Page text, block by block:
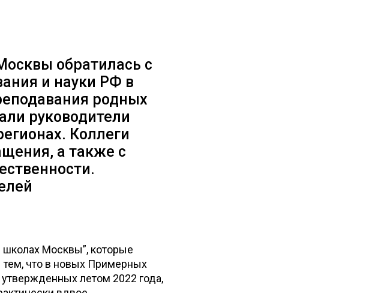
обратилась с
и науки РФ в
родных
руководители
Коллеги
а также с
Москвы”, которые
тем, что в новых Примерных
летом 2022 года,